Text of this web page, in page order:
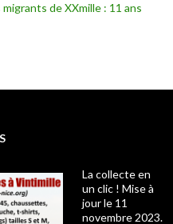
de XXmille : 11 ans
La collecte en
un clic ! Mise à
jour le 11
novembre 2023.